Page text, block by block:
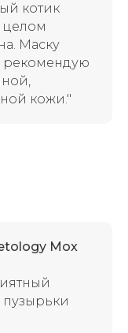
котик
целом
Маску
рекомендую
кожи."
Mox